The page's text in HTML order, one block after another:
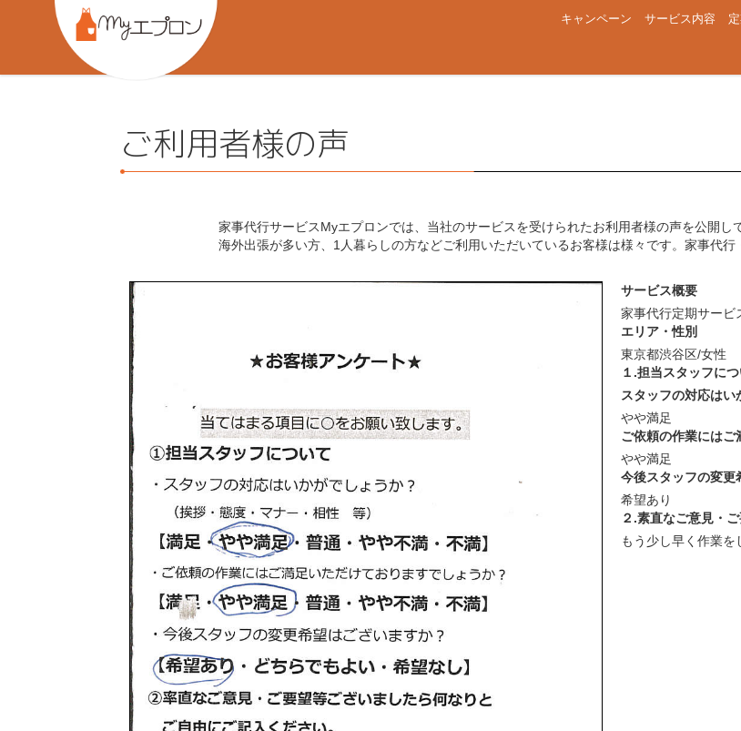
キャンペーン サービス内容
ご利用者様の声
家事代行サービスMyエプロンでは、当社のサービスを受けられたお利用者様の声を公開し
海外出張が多い方、1人暮らしの方などご利用いただいているお客様は様々です。家事代行
サービス概要
家事代行定期サービ
エリア・性別
東京都渋谷区/女性
１.担当スタッフに
スタッフの対応はい
やや満足
ご依頼の作業にはご
やや満足
今後スタッフの変更
希望あり
２.素直なご意見・
もう少し早く作業を